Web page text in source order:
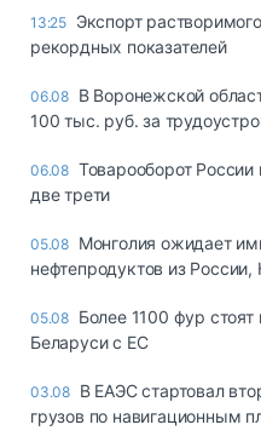
13:25 Экспорт
рекордных показателей
06.08 В Воронежской
100 тыс. руб. за
06.08 Товарооборот
две трети
05.08 Монголия ожидает
нефтепродуктов из
05.08 Более 1100 фур
Беларуси с ЕС
03.08 В ЕАЭС стартовал
грузов по навигационным